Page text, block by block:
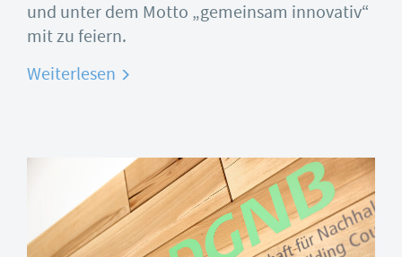
und unter dem Motto „gemeinsam innovativ“
mit zu feiern.
Weiterlesen